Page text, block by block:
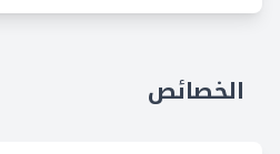
الخصائص